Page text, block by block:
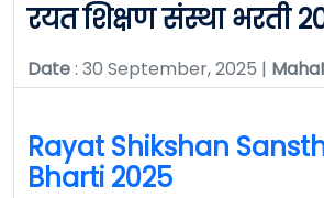
रयत शिक्षण संस्था भरती
Date: 30 September, 2025 |
Rayat Shikshan
Bharti 2025